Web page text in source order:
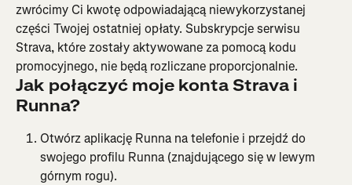
zwrócimy Ci kwotę odpowiadającą niewykorzystanej
części Twojej ostatniej opłaty. Subskrypcje serwisu
Strava, które zostały aktywowane za pomocą kodu
promocyjnego, nie będą rozliczane proporcjonalnie.
Jak połączyć moje konta Strava i
Runna?
Otwórz aplikację Runna na telefonie i przejdź do
swojego profilu Runna (znajdującego się w lewym
górnym rogu).